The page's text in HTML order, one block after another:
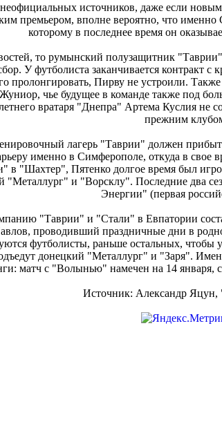
неофициальных источников, даже если
премьером, вполне вероятно, что
которому в последнее время он
то румынский полузащитник
У футболиста заканчивается контракт
пролонгировать, Пирву не устроили.
чье будущее в команде также под
вратаря "Днепра" Артема Куслия не
прежним
лагерь "Таврии" должен
именно в Симферополе, откуда в
в "Шахтер", Пятенко долгое время был
"Металлург" и "Ворсклу". Последние два
Энергии" (первая
"Таврии" и "Стали" в Евпатории
проводивший праздничные дни в
футболисты, раньше остальных, чтобы
донецкий "Металлург" и "Заря".
матч с "Волынью" намечен на 14 января,
Источник: Александр Яцун,